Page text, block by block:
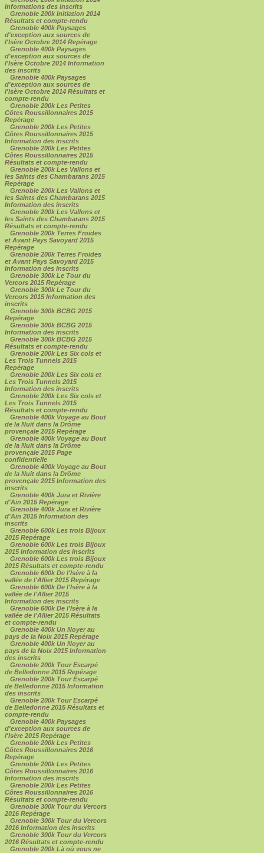
Informations des inscrits
Grenoble 200k Initiation 2014
Résultats et compte-rendu
Grenoble 400k Paysages
d'exception aux sources de
l'Isère Octobre 2014 Repérage
Grenoble 400k Paysages
d'exception aux sources de
l'Isère Octobre 2014 Information
des inscrits
Grenoble 400k Paysages
d'exception aux sources de
l'Isère Octobre 2014 Résultats et
compte-rendu
Grenoble 200k Les Petites
Côtes Roussillonnaires 2015
Repérage
Grenoble 200k Les Petites
Côtes Roussillonnaires 2015
Information des inscrits
Grenoble 200k Les Petites
Côtes Roussillonnaires 2015
Résultats et compte-rendu
Grenoble 200k Les Vallons et
les Saints des Chambarans 2015
Repérage
Grenoble 200k Les Vallons et
les Saints des Chambarans 2015
Information des inscrits
Grenoble 200k Les Vallons et
les Saints des Chambarans 2015
Résultats et compte-rendu
Grenoble 200k Terres Froides
et Avant Pays Savoyard 2015
Repérage
Grenoble 200k Terres Froides
et Avant Pays Savoyard 2015
Information des inscrits
Grenoble 300k Le Tour du
Vercors 2015 Repérage
Grenoble 300k Le Tour du
Vercors 2015 Information des
inscrits
Grenoble 300k BCBG 2015
Repérage
Grenoble 300k BCBG 2015
Information des inscrits
Grenoble 300k BCBG 2015
Résultats et compte-rendu
Grenoble 200k Les Six cols et
Les Trois Tunnels 2015
Repérage
Grenoble 200k Les Six cols et
Les Trois Tunnels 2015
Information des inscrits
Grenoble 200k Les Six cols et
Les Trois Tunnels 2015
Résultats et compte-rendu
Grenoble 400k Voyage au Bout
de la Nuit dans la Drôme
provençale 2015 Repérage
Grenoble 400k Voyage au Bout
de la Nuit dans la Drôme
provençale 2015 Page
confidentielle
Grenoble 400k Voyage au Bout
de la Nuit dans la Drôme
provençale 2015 Information des
inscrits
Grenoble 400k Jura et Rivière
d'Ain 2015 Repérage
Grenoble 400k Jura et Rivière
d'Ain 2015 Information des
inscrits
Grenoble 600k Les trois Bijoux
2015 Repérage
Grenoble 600k Les trois Bijoux
2015 Information des inscrits
Grenoble 600k Les trois Bijoux
2015 Résultats et compte-rendu
Grenoble 600k De l'Isère à la
vallée de l'Allier 2015 Repérage
Grenoble 600k De l'Isère à la
vallée de l'Allier 2015
Information des inscrits
Grenoble 600k De l'Isère à la
vallée de l'Allier 2015 Résultats
et compte-rendu
Grenoble 400k Un Noyer au
pays de la Noix 2015 Repérage
Grenoble 400k Un Noyer au
pays de la Noix 2015 Information
des inscrits
Grenoble 200k Tour Escarpé
de Belledonne 2015 Repérage
Grenoble 200k Tour Escarpé
de Belledonne 2015 Information
des inscrits
Grenoble 200k Tour Escarpé
de Belledonne 2015 Résultats et
compte-rendu
Grenoble 400k Paysages
d'exception aux sources de
l'Isère 2015 Repérage
Grenoble 200k Les Petites
Côtes Roussillonnaires 2016
Repérage
Grenoble 200k Les Petites
Côtes Roussillonnaires 2016
Information des inscrits
Grenoble 200k Les Petites
Côtes Roussillonnaires 2016
Résultats et compte-rendu
Grenoble 300k Tour du Vercors
2016 Repérage
Grenoble 300k Tour du Vercors
2016 Information des inscrits
Grenoble 300k Tour du Vercors
2016 Résultats et compte-rendu
Grenoble 200k Là où vous ne